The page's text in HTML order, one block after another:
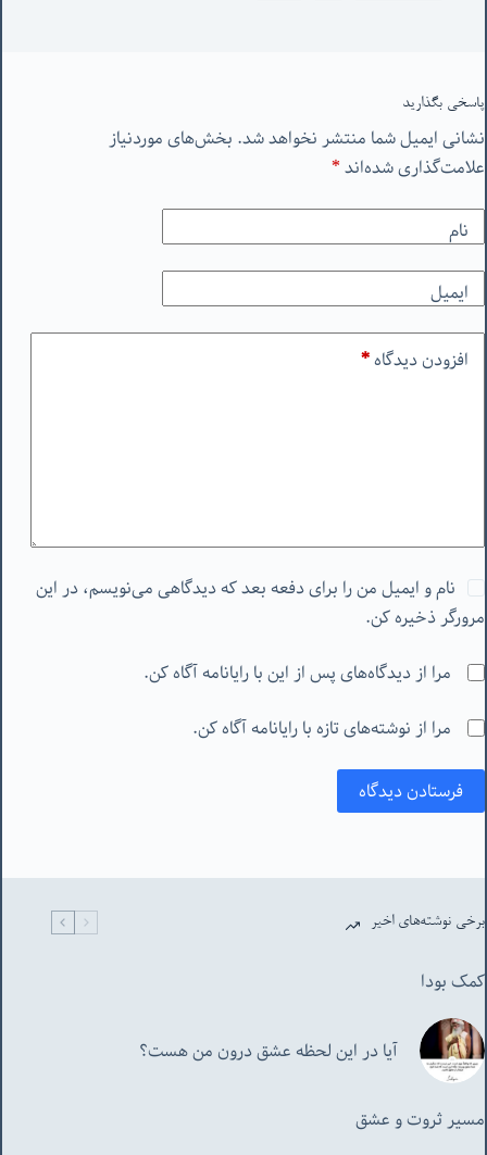
پاسخی بگذارید
نشانی ایمیل شما منتشر نخواهد شد. بخش‌های موردنیاز
علامت‌گذاری شده‌اند*
نام
ایمیل
افزودن دیدگاه*
نام و ایمیل من را برای دفعه بعد که دیدگاهی می‌نویسم، در این
مرورگر ذخیره کن.
مرا از دیدگاه‌های پس از این با رایانامه آگاه کن.
مرا از نوشته‌های تازه با رایانامه آگاه کن.
فرستادن دیدگاه
برخی نوشته‌های اخیر
کمک بودا
آیا در این لحظه عشق درون من هست؟
مسیر ثروت و عشق